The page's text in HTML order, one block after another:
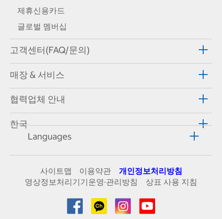
제휴신용카드
글로벌 멤버십
고객센터(FAQ/문의)
매장 & 서비스
협력업체 안내
한국
Languages
사이트맵 이용약관
개인정보처리방침
영상정보처리기기운영·관리방침
상표 사용 지침